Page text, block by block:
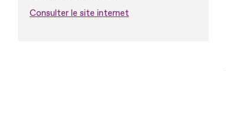
Consulter le site internet